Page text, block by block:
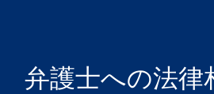
弁護士への法律